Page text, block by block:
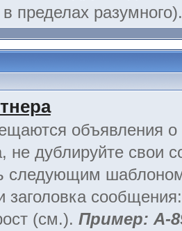
пределах разумного).
объявления о
не дублируйте свои
следующим
заголовка
(см.). Пример: А-